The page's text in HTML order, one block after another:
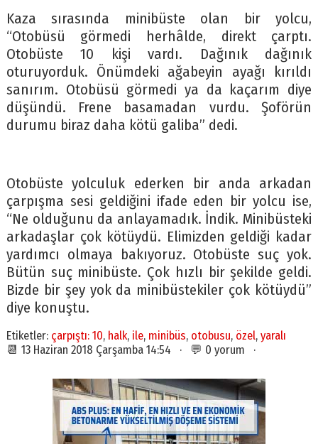
Kaza sırasında minibüste olan bir yolcu,
“Otobüsü görmedi herhâlde, direkt çarptı.
Otobüste 10 kişi vardı. Dağınık dağınık
oturuyorduk. Önümdeki ağabeyin ayağı kırıldı
sanırım. Otobüsü görmedi ya da kaçarım diye
düşündü. Frene basamadan vurdu. Şoförün
durumu biraz daha kötü galiba” dedi.
Otobüste yolculuk ederken bir anda arkadan
çarpışma sesi geldiğini ifade eden bir yolcu ise,
“Ne olduğunu da anlayamadık. İndik. Minibüsteki
arkadaşlar çok kötüydü. Elimizden geldiği kadar
yardımcı olmaya bakıyoruz. Otobüste suç yok.
Bütün suç minibüste. Çok hızlı bir şekilde geldi.
Bizde bir şey yok da minibüstekiler çok kötüydü”
diye konuştu.
Etiketler: çarpıştı: 10, halk, ile, minibüs, otobusu, özel, yaralı
📆 13 Haziran 2018 Çarşamba 14:54 · 💬 0 yorum ·